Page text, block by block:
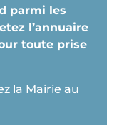
parmi les
l’annuaire
toute prise
la Mairie au